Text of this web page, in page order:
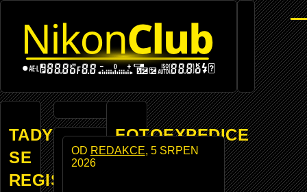
hlavnímu
obsahu
TADY
SE
REGISTROVANÝM
OD REDAKCE, 5 SRPEN
2026
FOTOEXPEDICE